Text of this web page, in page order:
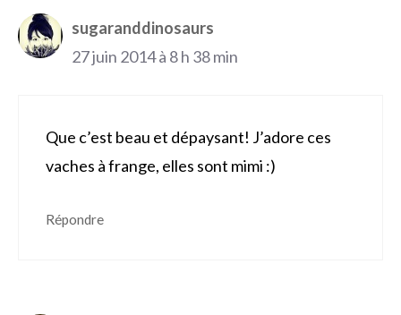
sugaranddinosaurs
27 juin 2014 à 8 h 38 min
Que c’est beau et dépaysant! J’adore ces
vaches à frange, elles sont mimi :)
Répondre